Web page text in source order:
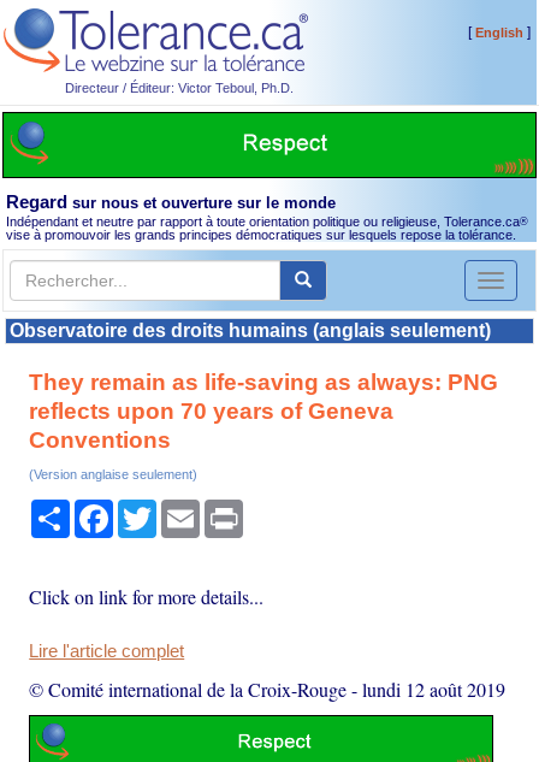
Directeur / Éditeur: Victor Teboul, Ph.D.
[English ]
Regard sur nous et ouverture sur le monde
Indépendant et neutre par rapport à toute orientation politique ou religieuse, Tolerance.ca®
vise à promouvoir les grands principes démocratiques sur lesquels repose la tolérance.
Toggle
Observatoire des droits humains (anglais seulement)
They remain as life-saving as always: PNG
reflects upon 70 years of Geneva
Conventions
(Version anglaise seulement)
PartagerFacebook
TwitterEmail
Click on link for more details...
Lire l'article complet
© Comité international de la Croix-Rouge-lundi 12 août 2019